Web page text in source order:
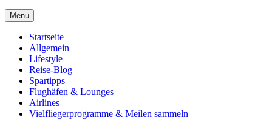
Menu
Startseite
Allgemein
Lifestyle
Reise-Blog
Spartipps
Flughäfen & Lounges
Airlines
Vielfliegerprogramme & Meilen sammeln